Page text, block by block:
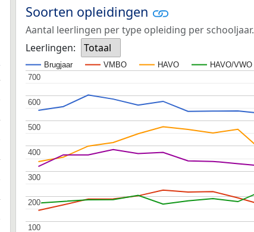
Soorten opleidingen
Aantal leerlingen per type opleiding per schooljaar.
Leerlingen:
Totaal
Brugjaar VMBO HAVO HAVO/VWO
100
100
200
200
300
300
400
400
500
500
600
600
700
700